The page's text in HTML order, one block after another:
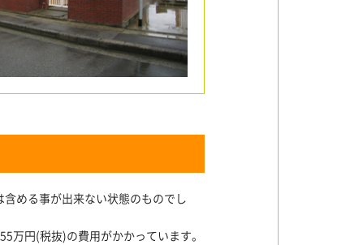
める事が出来ない状態のものでし
万円(税抜)の費用がかかっています。